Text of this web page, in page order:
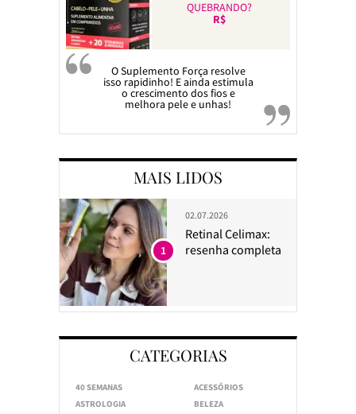
QUEBRANDO?
R$
O Suplemento Força resolve
isso rapidinho! E ainda estimula
o crescimento dos fios e
melhora pele e unhas!
MAIS LIDOS
02.07.2026
Retinal Celimax:
resenha completa
1
CATEGORIAS
40 SEMANAS
ACESSÓRIOS
ASTROLOGIA
BELEZA